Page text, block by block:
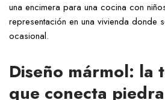
una encimera para una cocina con
representación en una vivienda donde
ocasional.
Diseño mármol: la
que conecta